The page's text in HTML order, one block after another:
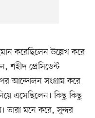
করেছিলেন উল্লেখ করে
প্রেসিডেন্ট
আন্দোলন সংগ্রাম করে
এসেছিলেন। কিছু কিছু
তারা মনে করে, সুন্দর